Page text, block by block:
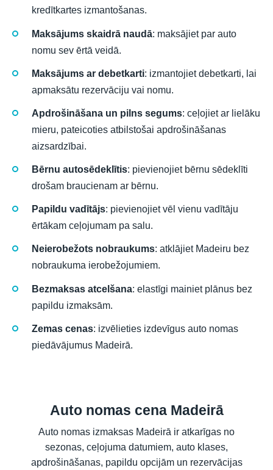
kredītkartes izmantošanas.
Maksājums skaidrā naudā: maksājiet par auto
nomu sev ērtā veidā.
Maksājums ar debetkarti: izmantojiet debetkarti, lai
apmaksātu rezervāciju vai nomu.
Apdrošināšana un pilns segums: ceļojiet ar lielāku
mieru, pateicoties atbilstošai apdrošināšanas
aizsardzībai.
Bērnu autosēdeklītis: pievienojiet bērnu sēdeklīti
drošam braucienam ar bērnu.
Papildu vadītājs: pievienojiet vēl vienu vadītāju
ērtākam ceļojumam pa salu.
Neierobežots nobraukums: atklājiet Madeiru bez
nobraukuma ierobežojumiem.
Bezmaksas atcelšana: elastīgi mainiet plānus bez
papildu izmaksām.
Zemas cenas: izvēlieties izdevīgus auto nomas
piedāvājumus Madeirā.
Auto nomas cena Madeirā
Auto nomas izmaksas Madeirā ir atkarīgas no
sezonas, ceļojuma datumiem, auto klases,
apdrošināšanas, papildu opcijām un rezervācijas